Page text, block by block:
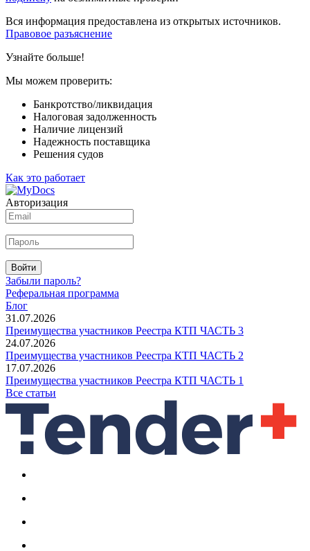
Вся информация предоставлена из открытых источников.
Правовое разъяснение
Узнайте больше!
Мы можем проверить:
Банкротство/ликвидация
Налоговая задолженность
Наличие лицензий
Надежность поставщика
Решения судов
Как это работает
Авторизация
Войти
Забыли пароль?
Реферальная программа
Блог
31.07.2026
Преимущества участников Реестра КТП ЧАСТЬ 3
24.07.2026
Преимущества участников Реестра КТП ЧАСТЬ 2
17.07.2026
Преимущества участников Реестра КТП ЧАСТЬ 1
Все статьи